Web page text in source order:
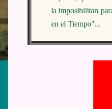
la imposibilitan
en el Tiempo"...